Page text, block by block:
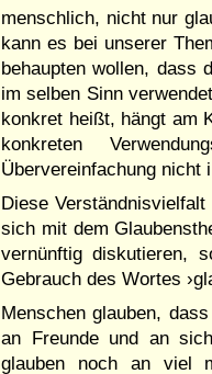
mensch­lich, nicht nur
kann es bei un­serer
be­haupten wol­len, dass
im selben Sinn
konkret heißt, hängt am
konkreten
Übervereinfachung
Diese
sich mit dem
ver­nünf­tig diskutieren,
Gebrauch des Wortes
Menschen glauben,
an Freunde und an
glauben noch an viel